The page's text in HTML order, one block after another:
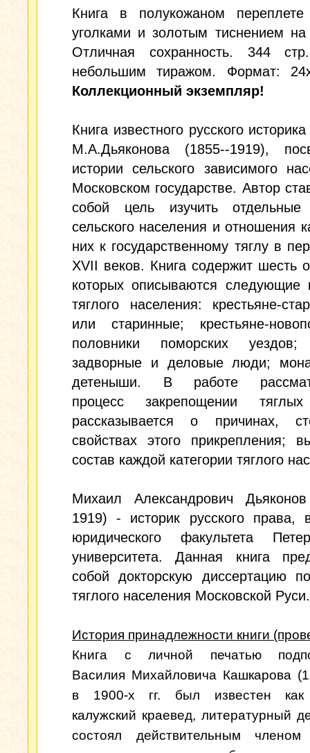
Книга в полукожаном
уголками и золотым тиснением
Отличная сохранность. 344
небольшим тиражом. Формат:
Коллекционный экземпляр!
Книга известного русского
М.А.Дьяконова (1855--1919),
истории сельского зависимого
Московском государстве. Автор
собой цель изучить отдельные
сельского населения и отношения
них к государственному тяглу в
XVII веков. Книга содержит шесть
которых описываются следующие
тяглого населения: крестьяне-
или старинные; крестьяне-
половники поморских
задворные и деловые люди;
детеныши. В работе
процесс закрепощении
рассказывается о причинах,
свойствах этого прикрепления;
состав каждой категории тяглого
Михаил Александрович
1919) - историк русского права,
юридического факультета
университета. Данная книга
собой докторскую диссертацию
тяглого населения Московской Руси.
История принадлежности книги
Книга с личной печатью
Василия Михайловича Кашкарова
в 1900-х гг. был известен как
калужский краевед, литературный
состоял действительным членом